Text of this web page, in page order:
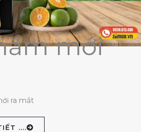
mới
ra mắt
....